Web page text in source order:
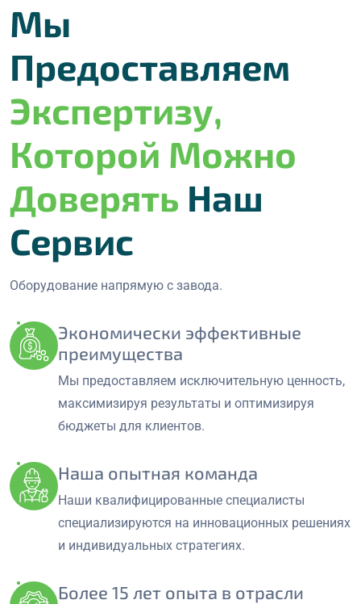
Мы
Предоставляем
Экспертизу,
Которой Можно
Доверять Наш
Сервис
Оборудование напрямую с завода.
Экономически эффективные
преимущества
Мы предоставляем исключительную ценность,
максимизируя результаты и оптимизируя
бюджеты для клиентов.
Наша опытная команда
Наши квалифицированные специалисты
специализируются на инновационных решениях
и индивидуальных стратегиях.
Более 15 лет опыта в отрасли